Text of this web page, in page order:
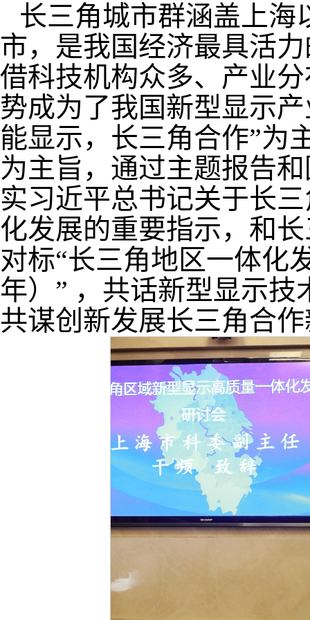
长三角城市群涵盖上海
市，是我国经济最具活
借科技机构众多、产业
势成为了我国新型显示
能显示，长三角合作”为
为主旨，通过主题报告
实习近平总书记关于长
化发展的重要指示，和
对标“长三角地区一体化
年）” ，共话新型显示
共谋创新发展长三角合